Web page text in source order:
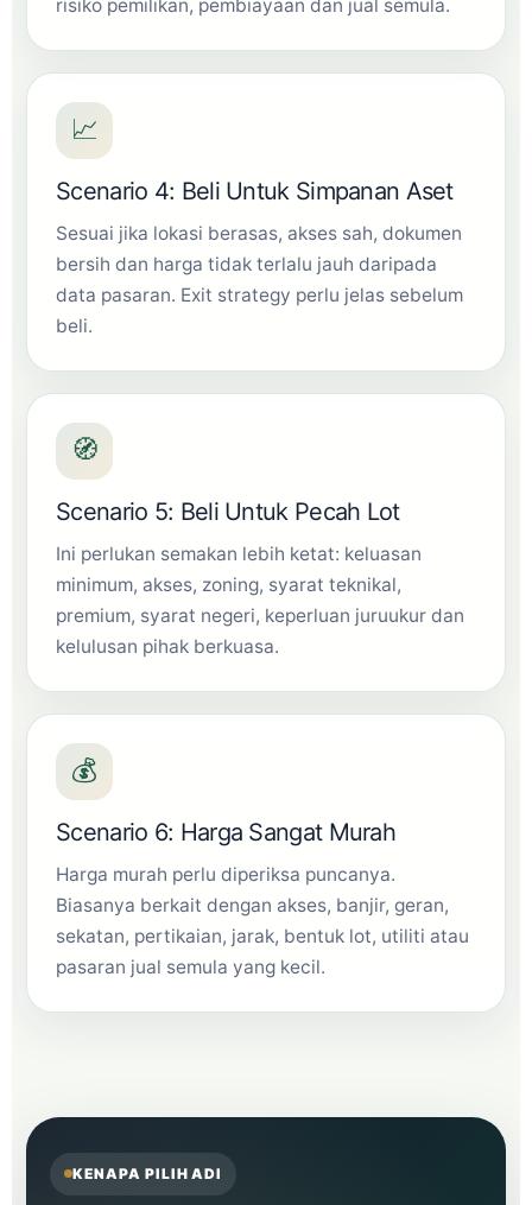
risiko pemilikan, pembiayaan dan jual semula.
📈
Scenario 4: Beli Untuk Simpanan Aset
Sesuai jika lokasi berasas, akses sah, dokumen
bersih dan harga tidak terlalu jauh daripada
data pasaran. Exit strategy perlu jelas sebelum
beli.
🧭
Scenario 5: Beli Untuk Pecah Lot
Ini perlukan semakan lebih ketat: keluasan
minimum, akses, zoning, syarat teknikal,
premium, syarat negeri, keperluan juruukur dan
kelulusan pihak berkuasa.
💰
Scenario 6: Harga Sangat Murah
Harga murah perlu diperiksa puncanya.
Biasanya berkait dengan akses, banjir, geran,
sekatan, pertikaian, jarak, bentuk lot, utiliti atau
pasaran jual semula yang kecil.
KENAPA PILIH ADI